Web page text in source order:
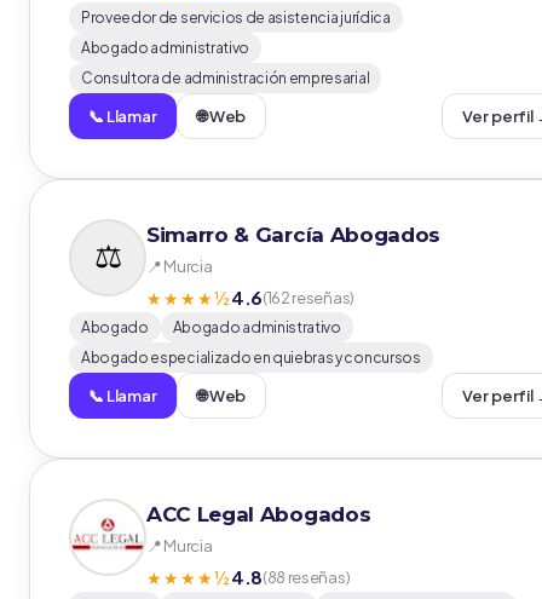
Proveedor de servicios de asistencia jurídica
Abogado administrativo
Consultora de administración empresarial
📞 Llamar 🌐 Web Ver perfil
Simarro & García Abogados
📍 Murcia
★★★★½4.6(162 reseñas)
Abogado
Abogado administrativo
Abogado especializado en quiebras y concursos
📞 Llamar 🌐 Web Ver perfil
ACC Legal Abogados
📍 Murcia
★★★★½4.8(88 reseñas)